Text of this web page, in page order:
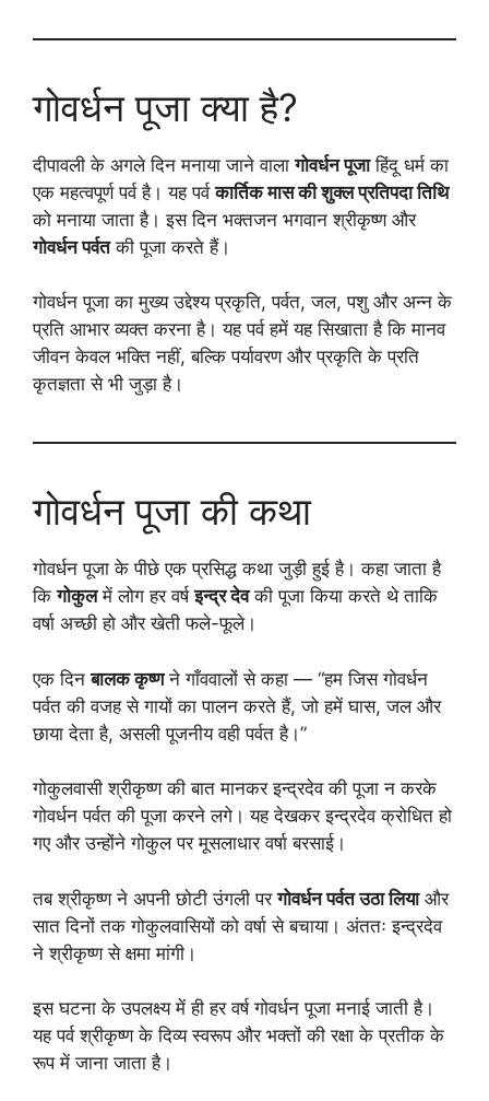
गोवर्धन पूजा क्या है?
दीपावली के अगले दिन मनाया जाने वालागोवर्धन पूजाहिंदू धर्म का
एक महत्वपूर्ण पर्व है। यह पर्वकार्तिक मास की शुक्ल प्रतिपदा तिथि
को मनाया जाता है। इस दिन भक्तजन भगवान श्रीकृष्ण और
गोवर्धन पर्वतकी पूजा करते हैं।
गोवर्धन पूजा का मुख्य उद्देश्य प्रकृति, पर्वत, जल, पशु और अन्न के
प्रति आभार व्यक्त करना है। यह पर्व हमें यह सिखाता है कि मानव
जीवन केवल भक्ति नहीं, बल्कि पर्यावरण और प्रकृति के प्रति
कृतज्ञता से भी जुड़ा है।
गोवर्धन पूजा की कथा
गोवर्धन पूजा के पीछे एक प्रसिद्ध कथा जुड़ी हुई है। कहा जाता है
किगोकुलमें लोग हर वर्षइन्द्र देवकी पूजा किया करते थे ताकि
वर्षा अच्छी हो और खेती फले-फूले।
एक दिनबालक कृष्णने गाँववालों से कहा — “हम जिस गोवर्धन
पर्वत की वजह से गायों का पालन करते हैं, जो हमें घास, जल और
छाया देता है, असली पूजनीय वही पर्वत है।”
गोकुलवासी श्रीकृष्ण की बात मानकर इन्द्रदेव की पूजा न करके
गोवर्धन पर्वत की पूजा करने लगे। यह देखकर इन्द्रदेव क्रोधित हो
गए और उन्होंने गोकुल पर मूसलाधार वर्षा बरसाई।
तब श्रीकृष्ण ने अपनी छोटी उंगली परगोवर्धन पर्वत उठा लियाऔर
सात दिनों तक गोकुलवासियों को वर्षा से बचाया। अंततः इन्द्रदेव
ने श्रीकृष्ण से क्षमा मांगी।
इस घटना के उपलक्ष्य में ही हर वर्ष गोवर्धन पूजा मनाई जाती है।
यह पर्व श्रीकृष्ण के दिव्य स्वरूप और भक्तों की रक्षा के प्रतीक के
रूप में जाना जाता है।